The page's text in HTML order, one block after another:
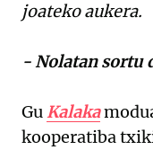
joateko aukera.
- Nolatan sortu
GuKalaka
kooperatiba